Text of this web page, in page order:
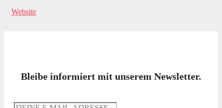
Website
Bleibe informiert mit unserem Newsletter.